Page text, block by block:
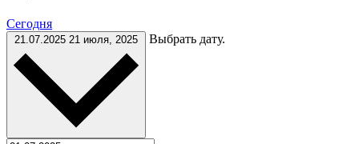
Cегодня
21.07.2025 21 июля, 2025 Выбрать дату.